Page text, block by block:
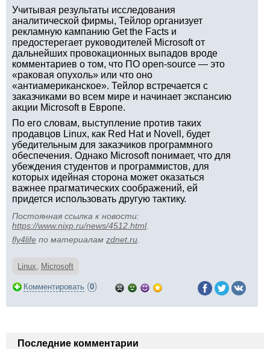
Учитывая результаты исследования
аналитической фирмы, Тейлор организует
рекламную кампанию Get the Facts и
предостерегает руководителей Microsoft от
дальнейших провокационных выпадов вроде
комментариев о том, что ПО open-source — это
«раковая опухоль» или что оно
«антиамериканское». Тейлор встречается с
заказчиками во всем мире и начинает экспансию
акции Microsoft в Европе.
По его словам, выступление против таких
продавцов Linux, как Red Hat и Novell, будет
убедительным для заказчиков программного
обеспечения. Однако Microsoft понимает, что для
убеждения студентов и программистов, для
которых идейная сторона может оказаться
важнее прагматических соображений, ей
придется использовать другую тактику.
Постоянная ссылка к новости:
https://www.nixp.ru/news/4512.html.
fly4life по материалам zdnet.ru
Linux, Microsoft
Комментировать (0)
Последние комментарии